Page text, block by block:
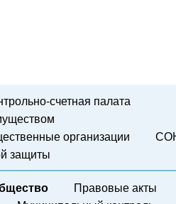
счетная палата
организации
защиты
Правовые акты